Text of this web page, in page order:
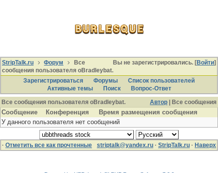
Вы не зарегистрировались. [Войти]
StripTalk.ru Форум
Все
сообщения пользователя oBradleybat.
Зарегистрироваться
Форумы
Список пользователей
Активные темы
Поиcк
Вопрос-Ответ
Автор | Все сообщения
Все сообщения пользователя oBradleybat.
Сообщение Конференция
Время размещения сообщения
У данного пользователя нет сообщений
· Отметить все как прочтенные striptalk@yandex.ru · StripTalk.ru · Наверх